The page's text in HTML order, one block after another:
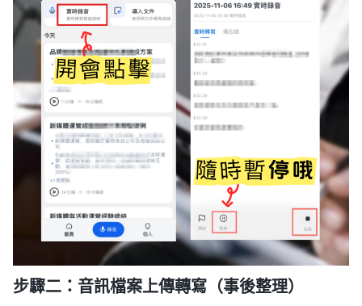
步驟二：音訊檔案上傳轉寫（事後整理）